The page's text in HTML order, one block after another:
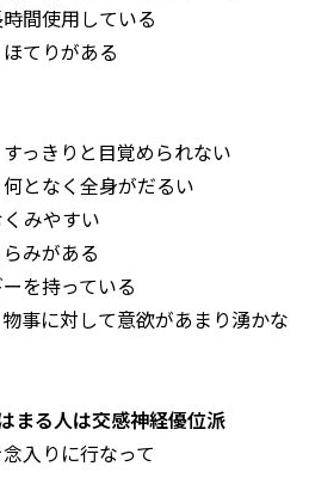
間使用している
てりがある
っきりと目覚められない
となく全身がだるい
みやすい
みがある
を持っている
事に対して意欲があまり湧かな
まる人は交感神経優位派
入りに行なって